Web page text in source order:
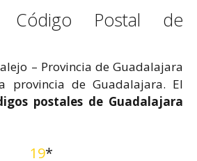
Código Postal de
– Provincia de Guadalajara
provincia de Guadalajara. El
postales de Guadalajara
19*